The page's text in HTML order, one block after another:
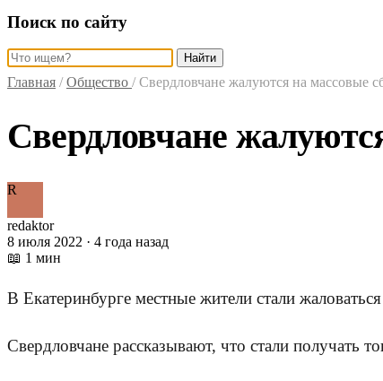
Поиск по сайту
Найти
Главная / Общество / Свердловчане жалуются на массовые
Свердловчане
R
redaktor
8 июля 2022 · 4 года назад
📖 1 мин
В Екатеринбурге местные жители стали
Свердловчане рассказывают, что стали получать